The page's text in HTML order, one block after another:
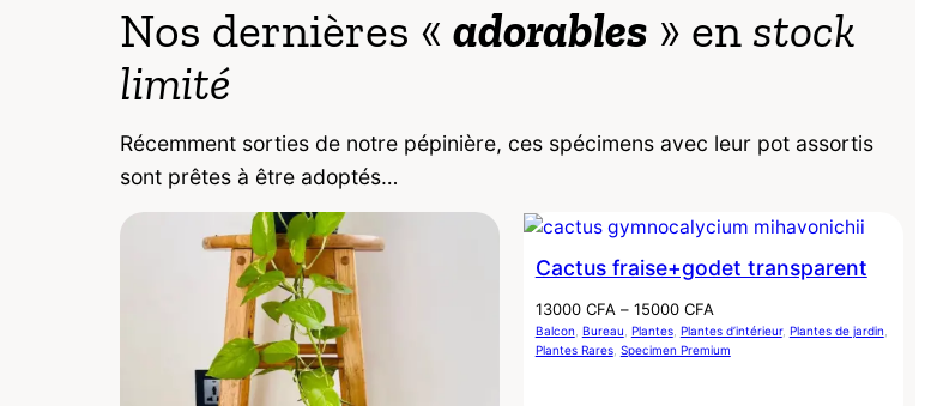
Nos dernières « adorables » en stock
limité
Récemment sorties de notre pépinière, ces spécimens avec leur pot assortis
sont prêtes à être adoptés…
Cactus fraise+godet transparent
13000 CFA – 15000 CFA
Plage
de
prix :
Balcon Bureau Plantes, Plantes d’intérieur, Plantes de jardin
Plantes Rares, Specimen Premium